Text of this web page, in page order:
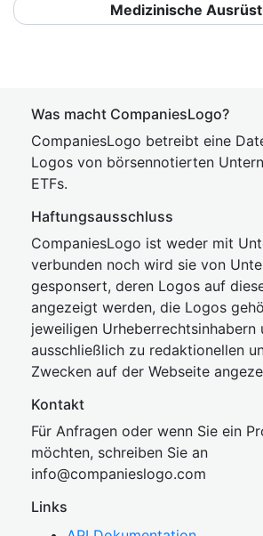
Medizinische
Was macht CompaniesLogo?
CompaniesLogo betreibt eine
Logos von börsennotierten
ETFs.
Haftungsausschluss
CompaniesLogo ist weder mit
verbunden noch wird sie von
gesponsert, deren Logos auf
angezeigt werden, die Logos
jeweiligen Urheberrechtsinhabern
ausschließlich zu redaktionellen
Zwecken auf der Webseite
Kontakt
Für Anfragen oder wenn Sie ein
möchten, schreiben Sie an
info@companieslogo.com
Links